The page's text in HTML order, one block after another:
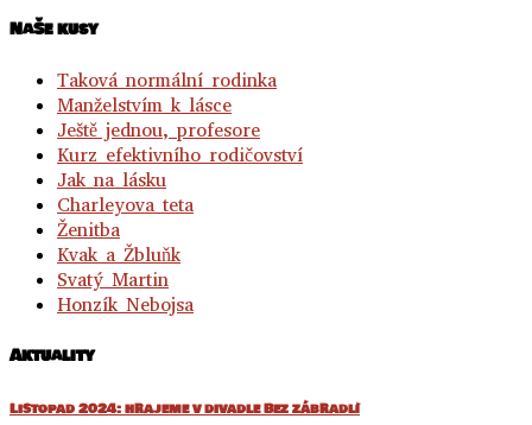
NaŠe kusy
Taková normální rodinka
Manželstvím k lásce
Ještě jednou, profesore
Kurz efektivního rodičovství
Jak na lásku
Charleyova teta
Ženitba
Kvak a Žbluňk
Svatý Martin
Honzík Nebojsa
Aktuality
Listopad 2024: hrajeme v divadle Bez zábradlí